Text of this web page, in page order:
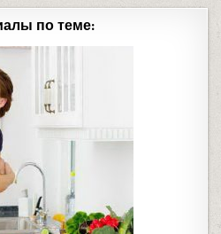
по теме: